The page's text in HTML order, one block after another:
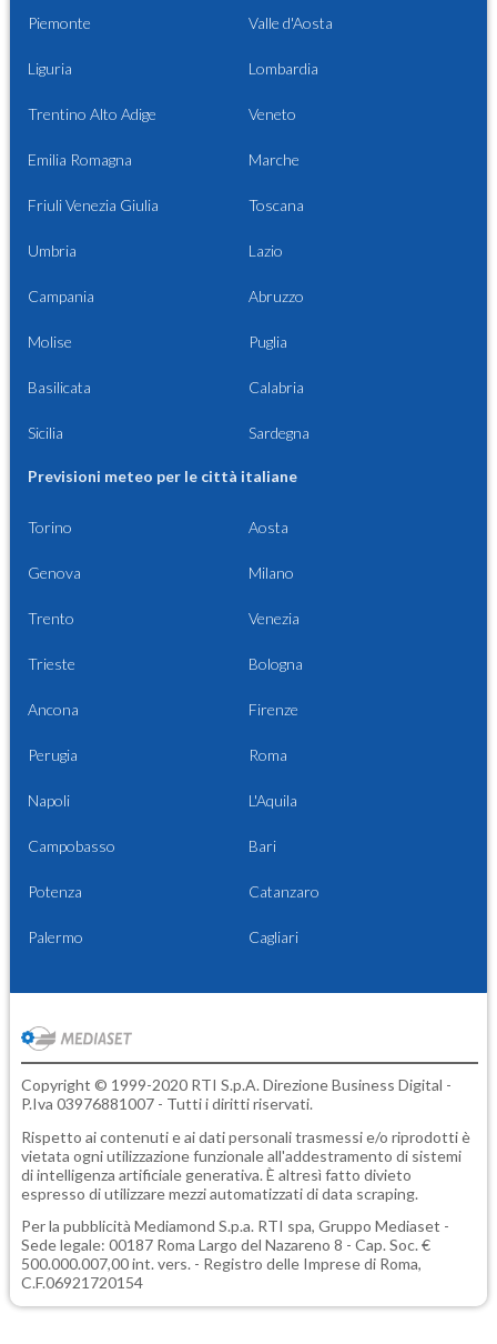
Piemonte Valle d'Aosta
Liguria Lombardia
Trentino Alto Adige Veneto
Emilia Romagna Marche
Friuli Venezia Giulia Toscana
Umbria Lazio
Campania Abruzzo
Molise Puglia
Basilicata Calabria
Sicilia Sardegna
Previsioni meteo per le città italiane
Torino Aosta
Genova Milano
Trento Venezia
Trieste Bologna
Ancona Firenze
Perugia Roma
Napoli L'Aquila
Campobasso Bari
Potenza Catanzaro
Palermo Cagliari
Copyright © 1999-2020 RTI S.p.A. Direzione Business Digital -
P.Iva 03976881007 - Tutti i diritti riservati.
Rispetto ai contenuti e ai dati personali trasmessi e/o riprodotti è
vietata ogni utilizzazione funzionale all'addestramento di sistemi
di intelligenza artificiale generativa. È altresì fatto divieto
espresso di utilizzare mezzi automatizzati di data scraping.
Per la pubblicità Mediamond S.p.a. RTI spa, Gruppo Mediaset -
Sede legale: 00187 Roma Largo del Nazareno 8 - Cap. Soc. €
500.000.007,00 int. vers. - Registro delle Imprese di Roma,
C.F.06921720154